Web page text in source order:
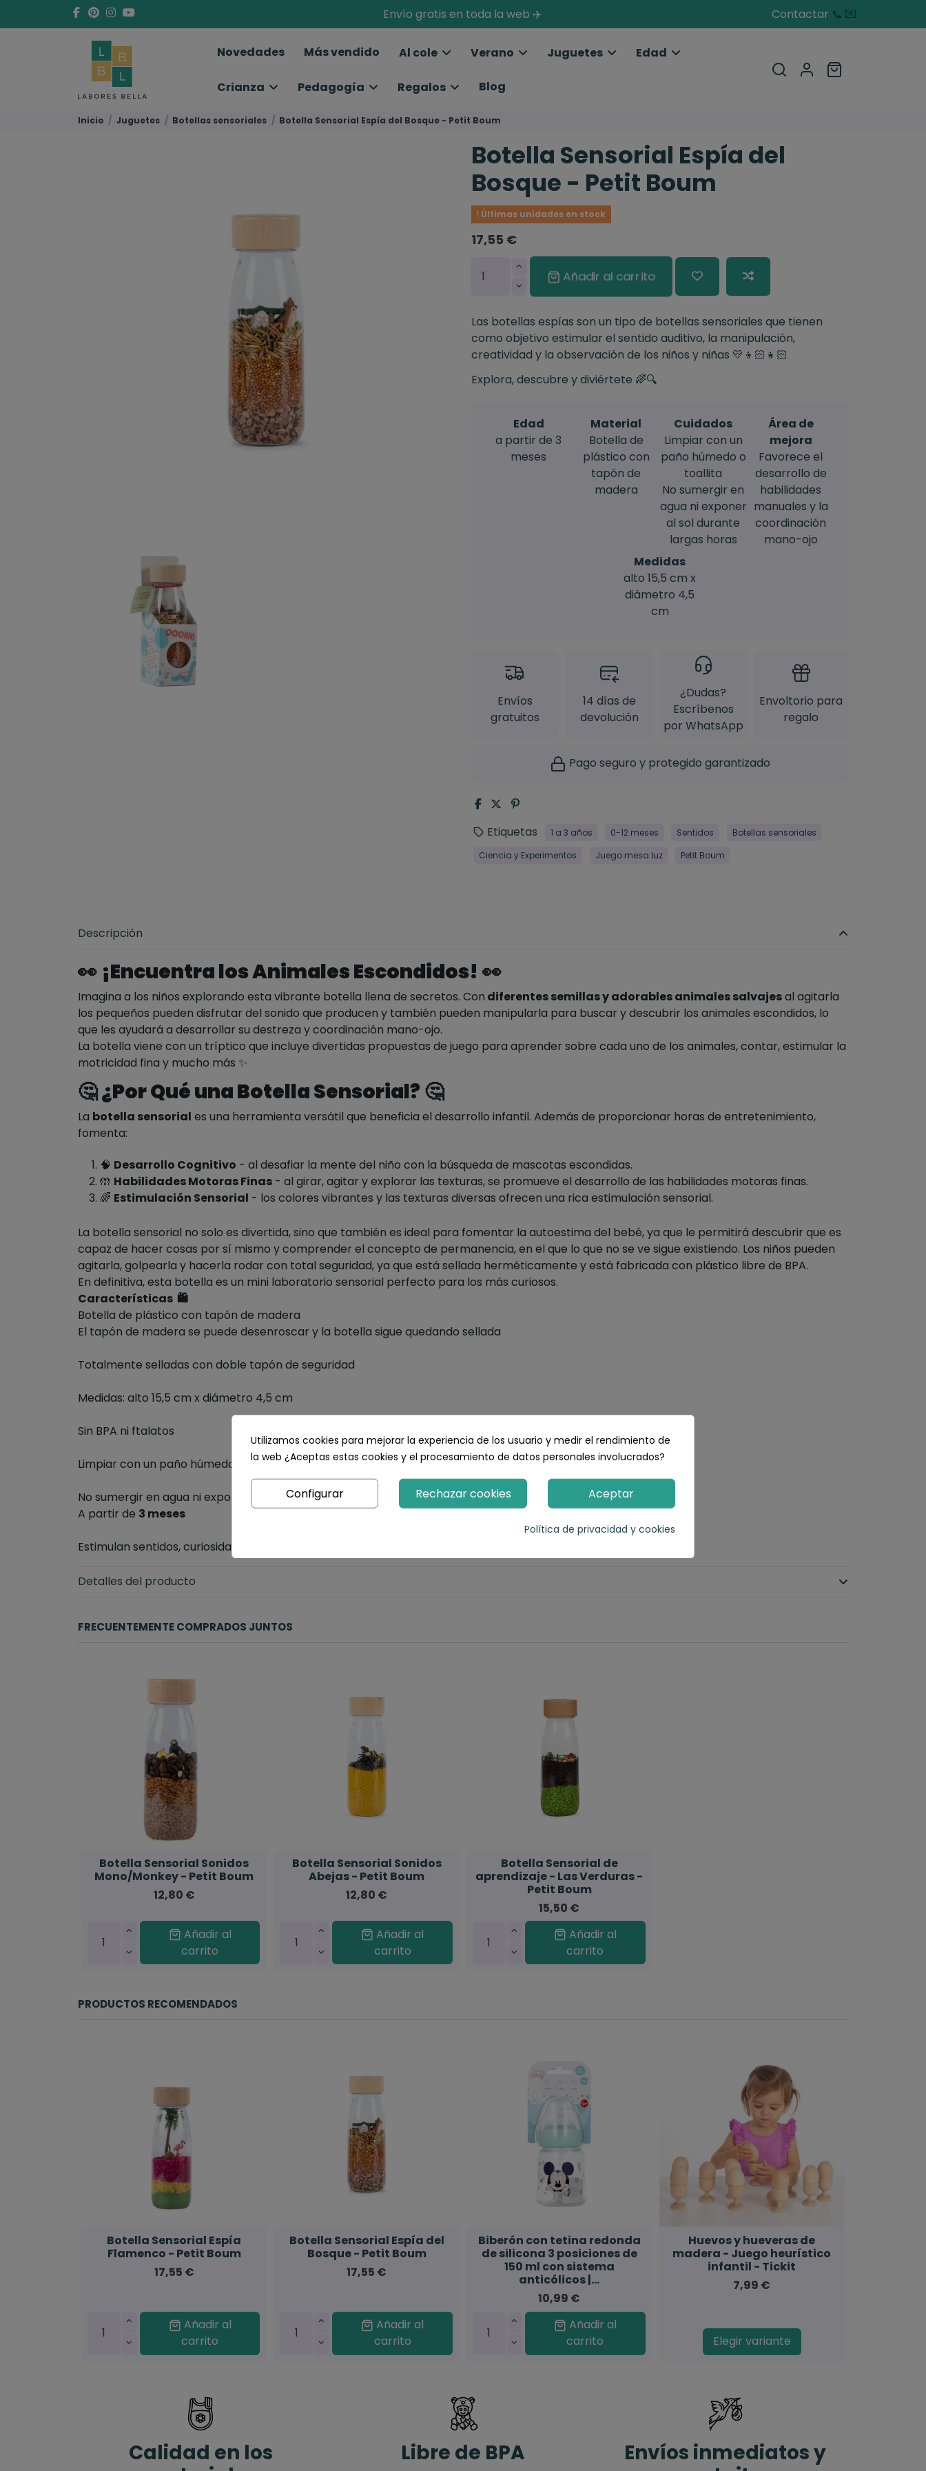
Envío gratis en toda la web ✈️ Contactar 📞 💌
Novedades Más vendido Al cole Verano Juguetes Edad
Crianza Pedagogía Regalos Blog
Inicio Juguetes Botellas sensoriales Botella Sensorial Espía del Bosque - Petit Boum
Botella Sensorial Espía del
Bosque - Petit Boum
Últimas unidades en stock
17,55 €
Añadir al carrito
Las botellas espías son un tipo de botellas sensoriales que tienen
como objetivo estimular el sentido auditivo, la manipulación,
creatividad y la observación de los niños y niñas 💛​👦🏻​👧🏻​
Explora, descubre y diviértete 🌈🔍
Edad
a partir de 3
meses
Material
Botella de
plástico con
tapón de
madera
Cuidados
Limpiar con un
paño húmedo o
toallita
No sumergir en
agua ni exponer
al sol durante
largas horas
Área de
mejora
Favorece el
desarrollo de
habilidades
manuales y la
coordinación
mano-ojo
Medidas
alto 15,5 cm x
diámetro 4,5
cm
Envíos
gratuitos
14 días de
devolución
¿Dudas?
Escríbenos
por WhatsApp
Envoltorio para
regalo
Pago seguro y protegido garantizado
Etiquetas 1 a 3 años 0-12 meses Sentidos
Botellas sensoriales
Ciencia y Experimentos
Juego mesa luz Petit Boum
Descripción
👀 ¡Encuentra los Animales Escondidos! 👀
Imagina a los niños explorando esta vibrante botella llena de secretos. Con diferentes semillas y adorables animales salvajesal agitarla
los pequeños pueden disfrutar del sonido que producen y también pueden manipularla para buscar y descubrir los animales escondidos, lo
que les ayudará a desarrollar su destreza y coordinación mano-ojo.
La botella viene con un tríptico que incluye divertidas propuestas de juego para aprender sobre cada uno de los animales, contar, estimular la
motricidad fina y mucho más ✨
🤔¿Por Qué una Botella Sensorial?🤔
La botella sensorial es una herramienta versátil que beneficia el desarrollo infantil. Además de proporcionar horas de entretenimiento,
fomenta:
🧠 Desarrollo Cognitivo - al desafiar la mente del niño con la búsqueda de mascotas escondidas.
🤲 Habilidades Motoras Finas- al girar, agitar y explorar las texturas, se promueve el desarrollo de las habilidades motoras finas.
🌈 Estimulación Sensorial - los colores vibrantes y las texturas diversas ofrecen una rica estimulación sensorial.
La botella sensorial no solo es divertida, sino que también es ideal para fomentar la autoestima del bebé, ya que le permitirá descubrir que es
capaz de hacer cosas por sí mismo y comprender el concepto de permanencia, en el que lo que no se ve sigue existiendo. Los niños pueden
agitarla, golpearla y hacerla rodar con total seguridad, ya que está sellada herméticamente y está fabricada con plástico libre de BPA.
En definitiva, esta botella es un mini laboratorio sensorial perfecto para los más curiosos.
Características 🛍️
Botella de plástico con tapón de madera
El tapón de madera se puede desenroscar y la botella sigue quedando sellada
Totalmente selladas con doble tapón de seguridad
Medidas: alto 15,5 cm x diámetro 4,5 cm
Sin BPA ni ftalatos
Limpiar con un paño húmedo o toallita
No sumergir en agua ni exponer al sol durante largas horas
A partir de 3 meses
Estimulan sentidos, curiosidad, atención y relajación en niños y niñas
Detalles del producto
FRECUENTEMENTE COMPRADOS JUNTOS
Botella Sensorial Sonidos
Mono/Monkey - Petit Boum
12,80 €
Añadir al
carrito
Botella Sensorial Sonidos
Abejas - Petit Boum
12,80 €
Añadir al
carrito
Botella Sensorial de
aprendizaje - Las Verduras -
Petit Boum
15,50 €
Añadir al
carrito
PRODUCTOS RECOMENDADOS
Botella Sensorial Espía
Flamenco - Petit Boum
17,55 €
Añadir al
carrito
Botella Sensorial Espía del
Bosque - Petit Boum
17,55 €
Añadir al
carrito
Biberón con tetina redonda
de silicona 3 posiciones de
150 ml con sistema
anticólicos |...
10,99 €
Añadir al
carrito
Huevos y hueveras de
madera - Juego heurístico
infantil - Tickit
7,99 €
Elegir variante
Calidad en los
Libre de BPA
Envíos inmediatos y
Utilizamos cookies para mejorar la experiencia de los usuario y medir el rendimiento de
la web ¿Aceptas estas cookies y el procesamiento de datos personales involucrados?
Aceptar
Rechazar cookies
Configurar
Política de privacidad y cookies